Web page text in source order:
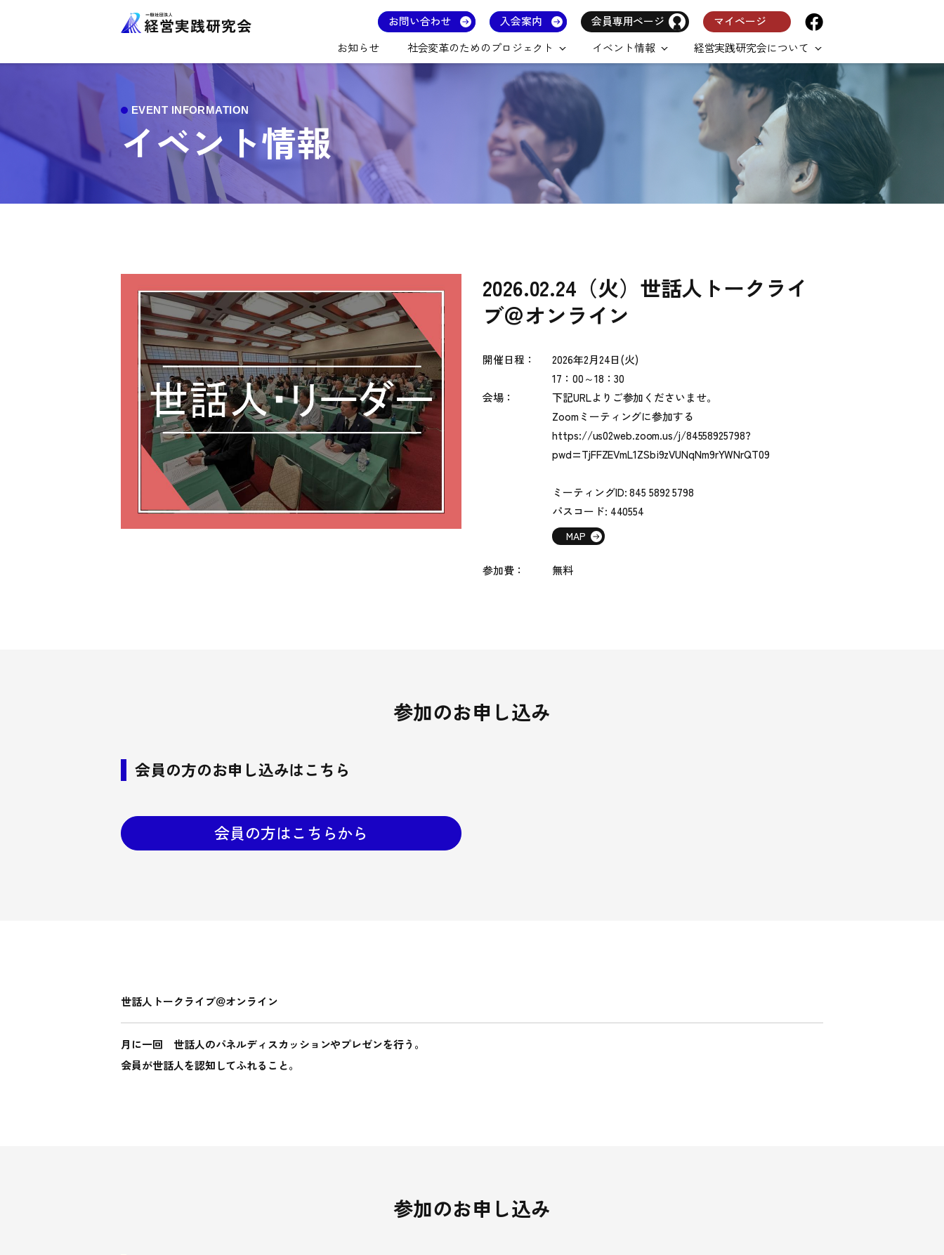
お問い合わせ 入会案内 会員専用ページ
マイページ
お知らせ
社会変革のためのプロジェクト イベント情報 経営実践研究会について
イベント情報
2026.02.24（火）世話人トークライ
ブ＠オンライン
開催日程： 2026年2月24日(火)
17：00～18：30
会場：
下記URLよりご参加くださいませ。
Zoomミーティングに参加する
https://us02web.zoom.us/j/84558925798?
pwd=TjFFZEVmL1ZSbi9zVUNqNm9rYWNrQT09
ミーティングID: 845 5892 5798
パスコード: 440554
MAP
参加費： 無料
参加のお申し込み
会員の方のお申し込みはこちら
会員の方はこちらから
世話人トークライブ＠オンライン
月に一回 世話人のパネルディスカッションやプレゼンを行う。
会員が世話人を認知してふれること。
参加のお申し込み